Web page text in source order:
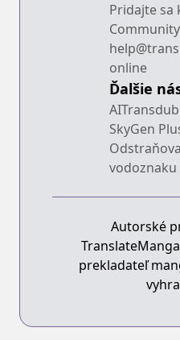
Pridajte sa
Community
online
Ďalšie
AITransdub
SkyGen
vodoznaku
Autorské
prekladateľ